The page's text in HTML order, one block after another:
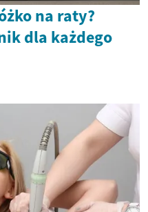
na raty?
dla każdego